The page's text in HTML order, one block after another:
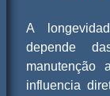
A
depende
manutenção
influencia